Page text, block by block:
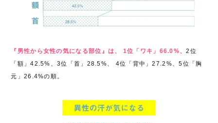
『男性から女性の気になる部位』は、 1位「ワキ」66.0%、2位
「額」42.5%、3位「首」28.5%、 4位「背中」27.2%、5位「胸
元」26.4%の順。